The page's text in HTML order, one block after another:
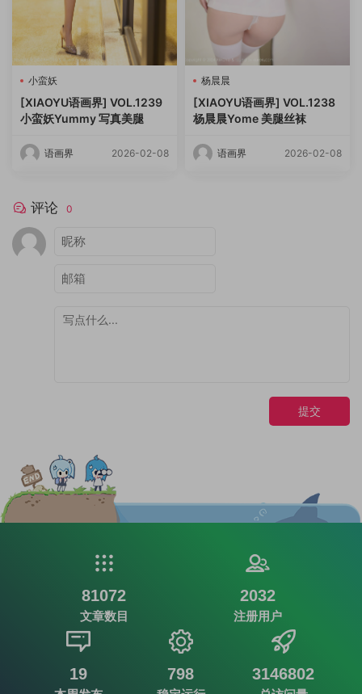
小蛮妖
[XIAOYU语画界] VOL.1239
小蛮妖Yummy 写真美腿
语画界 2026-02-08
杨晨晨
[XIAOYU语画界] VOL.1238
杨晨晨Yome 美腿丝袜
语画界 2026-02-08
评论 0
提交
81072
文章数目
2032
注册用户
19 798 3146802